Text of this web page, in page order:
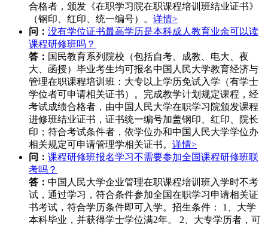
合格者，颁发《在职学习院在职课程培训班结业证书》
（钢印、红印、统一编号）。 详情>
问： 没有学位证书最高学历是本科成人教育业余可以读
课程研修班吗？
答： 国民教育系列院校（包括自考、成教、电大、夜
大、函授）毕业考生均可报名中国人民大学教育经济与
管理在职课程培训班：大专以上学历免试入学（有学士
学位者可申请相关证书）。完成教学计划规定课程，经
考试成绩合格者，由中国人民大学在职学习院颁发课程
进修班结业证书，证书统一编号加盖钢印、红印、院长
印；符合考试条件者，依学位办和中国人民大学学位办
相关规定可申请管理学相关证书。 详情>
问： 课程研修班报名学习不需要参加全国课程研修班联
考吗？
答： 中国人民大学企业管理在职课程培训班入学时不考
试，通过学习，符合条件参加全国在职学习申请相关证
书考试，符合学历条件即可入学。招生条件： 1、大学
本科毕业，并获得学士学位满2年。 2、大专学历者，可